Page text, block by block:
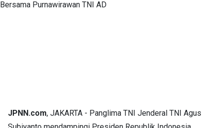
JPNN.com, JAKARTA - Panglima TNI Jenderal TNI Agus